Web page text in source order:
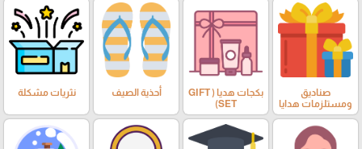
صناديق
ومستلزمات هدايا
بكجات هديا ( GIFT
SET)
أحذية الصيف نثريات مشكلة